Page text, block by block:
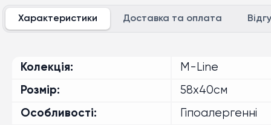
Характеристики Доставка та оплата
Колекція
M-Line
Розмір
58x40см
Особливості
Гіпоалергенні